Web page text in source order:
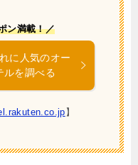
ン満載！／
に人気のオー
ルを調べる
】